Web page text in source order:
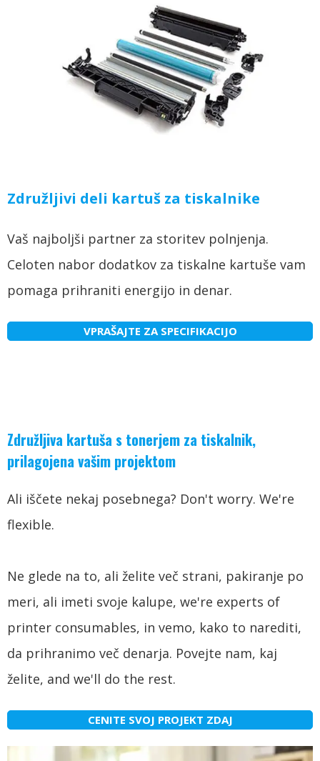
Združljivi deli kartuš za tiskalnike
Vaš najboljši partner za storitev polnjenja.
Celoten nabor dodatkov za tiskalne kartuše vam
pomaga prihraniti energijo in denar.
VPRAŠAJTE ZA SPECIFIKACIJO
Združljiva kartuša s tonerjem za tiskalnik,
prilagojena vašim projektom
Ali iščete nekaj posebnega? Don't worry. We're
flexible.
Ne glede na to, ali želite več strani, pakiranje po
meri, ali imeti svoje kalupe, we're experts of
printer consumables, in vemo, kako to narediti,
da prihranimo več denarja. Povejte nam, kaj
želite, and we'll do the rest.
CENITE SVOJ PROJEKT ZDAJ